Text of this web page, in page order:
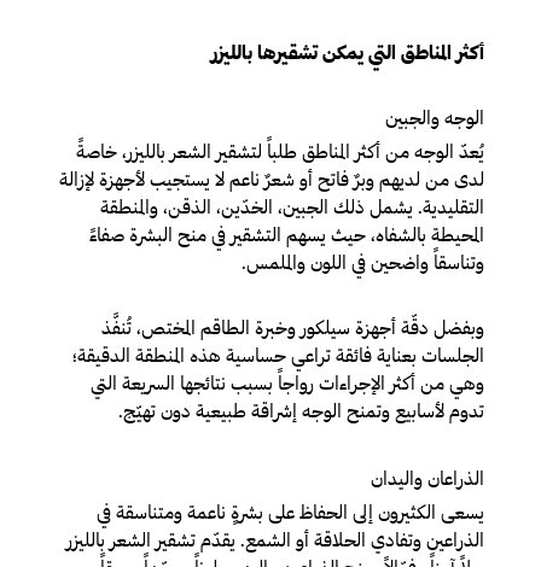
أكثر المناطق التي يمكن تشقيرها بالليزر
الوجه والجبين
يُعدّ الوجه من أكثر المناطق طلباً لتشقير الشعر بالليزر، خاصةً
لدى من لديهم وبرٌ فاتح أو شعرٌ ناعم لا يستجيب لأجهزة لإزالة
التقليدية. يشمل ذلك الجبين، الخدّين، الذقن، والمنطقة
المحيطة بالشفاه، حيث يسهم التشقير في منح البشرة صفاءً
وتناسقاً واضحين في اللون والملمس.
وبفضل دقّة أجهزة سيلكور وخبرة الطاقم المختص، تُنفَّذ
الجلسات بعناية فائقة تراعي حساسية هذه المنطقة الدقيقة؛
وهي من أكثر الإجراءات رواجاً بسبب نتائجها السريعة التي
تدوم لأسابيع وتمنح الوجه إشراقة طبيعية دون تهيّج.
الذراعان واليدان
يسعى الكثيرون إلى الحفاظ على بشرةٍ ناعمة ومتناسقة في
الذراعين وتفادي الحلاقة أو الشمع. يقدّم تشقير الشعر بالليزر